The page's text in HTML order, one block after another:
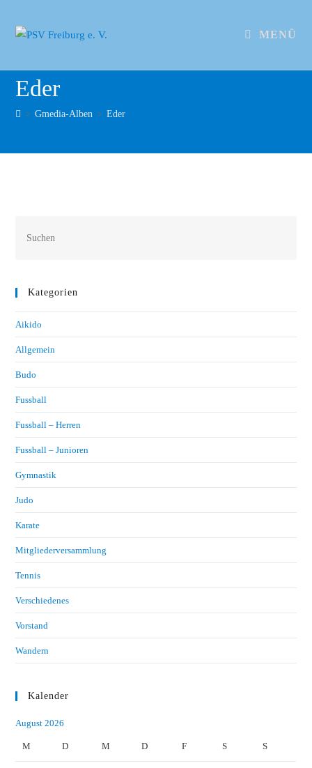
MENÜ
Eder
> Gmedia-Alben > Eder
Kategorien
Aikido
Allgemein
Budo
Fussball
Fussball – Herren
Fussball – Junioren
Gymnastik
Judo
Karate
Mitgliederversammlung
Tennis
Verschiedenes
Vorstand
Wandern
Kalender
August 2026
M D M D F S S